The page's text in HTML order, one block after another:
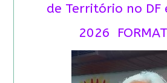
de Território no DF
2026